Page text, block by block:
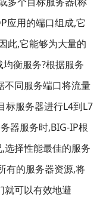
应用的端口组成,它
此,它能够为大量的
衡服务?根据服务
不同服务端口将流量
标服务器进行L4到L7
器服务时,BIG-IP根
选择性能最佳的服务
有的服务器资源,将
就可以有效地避